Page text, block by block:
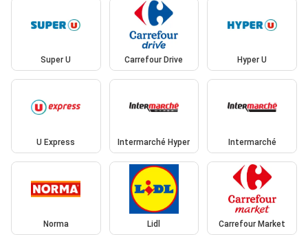
Super U Carrefour Drive Hyper U
U Express Intermarché Hyper Intermarché
Norma Lidl Carrefour Market